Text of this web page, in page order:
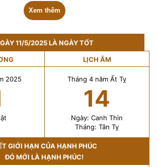
Xem thêm
11/5/2025 LÀ NGÀY TỐT
LỊCH ÂM
2025 Tháng 4 năm Ất Tỵ
14
Ngày: Canh Thìn
Tháng: Tân Tỵ
GIỚI HẠN CỦA HẠNH PHÚC
ĐÓ MỚI LÀ HẠNH PHÚC!